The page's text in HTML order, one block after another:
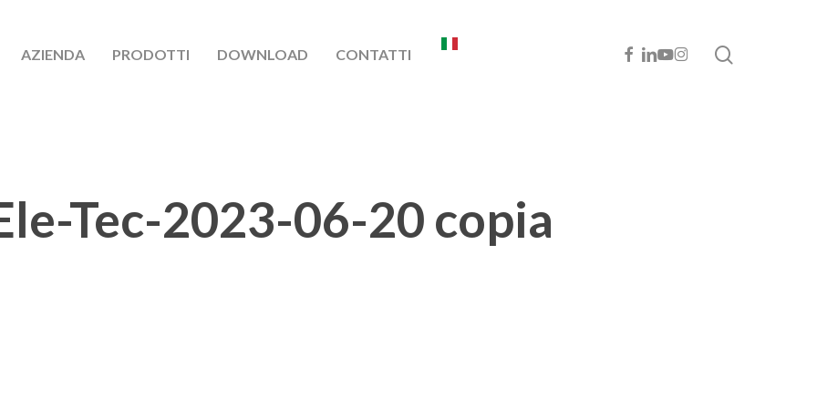
AZIENDA PRODOTTI DOWNLOAD CONTATTI FACEBOOK
LINKEDIN
YOUTUBE
INSTAGRAM
Tec-2023-06-20 copia